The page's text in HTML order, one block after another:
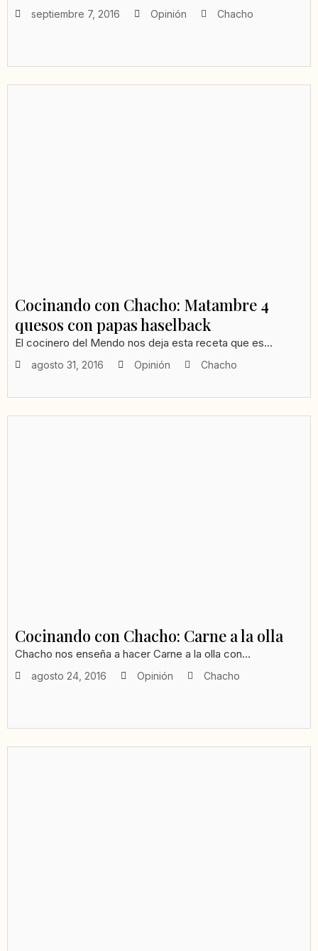
septiembre 7, 2016 Opinión Chacho
Cocinando con Chacho: Matambre 4
quesos con papas haselback
El cocinero del Mendo nos deja esta receta que es...
agosto 31, 2016 Opinión Chacho
Cocinando con Chacho: Carne a la olla
Chacho nos enseña a hacer Carne a la olla con...
agosto 24, 2016 Opinión Chacho